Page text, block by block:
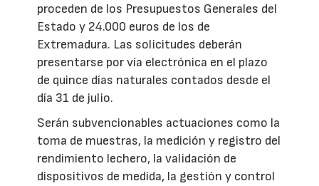
proceden de los Presupuestos Generales del
Estado y 24.000 euros de los de
Extremadura. Las solicitudes deberán
presentarse por vía electrónica en el plazo
de quince días naturales contados desde el
día 31 de julio.
Serán subvencionables actuaciones como la
toma de muestras, la medición y registro del
rendimiento lechero, la validación de
dispositivos de medida, la gestión y control